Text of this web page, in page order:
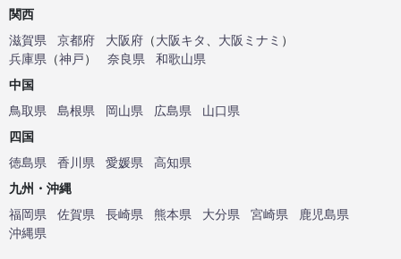
関西
滋賀県
京都府 大阪府 （大阪キタ 大阪ミナミ ）
兵庫県 （神戸） 奈良県
和歌山県
中国
鳥取県
島根県 岡山県 広島県
山口県
四国
徳島県
香川県 愛媛県
高知県
九州・沖縄
福岡県
佐賀県 長崎県 熊本県 大分県 宮崎県
鹿児島県
沖縄県